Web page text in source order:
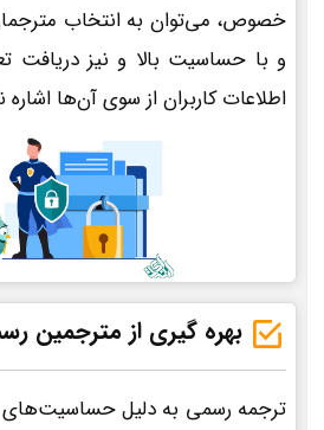
خصوص، می‌توان به انتخاب
و با حساسیت بالا و نیز دریافت
اطلاعات کاربران از سوی آن‌ها اشاره
بهره گیری از مترجمین
ترجمه رسمی به دلیل